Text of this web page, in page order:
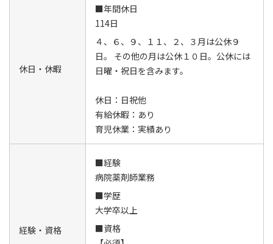
休日・休暇
■年間休日
114日
４、６、９、１１、２、３月は公休９
日。 その他の月は公休１０日。公休には
日曜・祝日を含みます。
休日：日祝他
有給休暇：あり
育児休業：実績あり
経験・資格
■経験
病院薬剤師業務
■学歴
大学卒以上
■資格